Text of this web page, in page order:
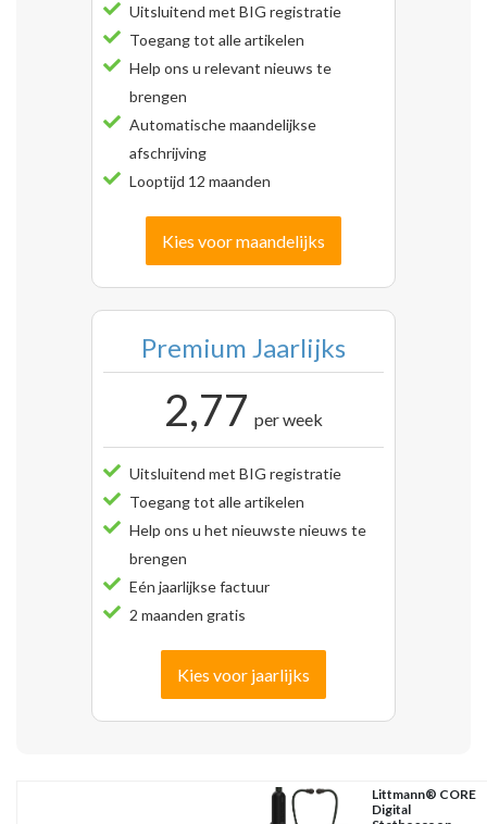
Uitsluitend met BIG registratie
Toegang tot alle artikelen
Help ons u relevant nieuws te
brengen
Automatische maandelijkse
afschrijving
Looptijd 12 maanden
Kies voor maandelijks
Premium Jaarlijks
2,77 per week
Uitsluitend met BIG registratie
Toegang tot alle artikelen
Help ons u het nieuwste nieuws te
brengen
Eén jaarlijkse factuur
2 maanden gratis
Kies voor jaarlijks
Littmann® CORE
Digital